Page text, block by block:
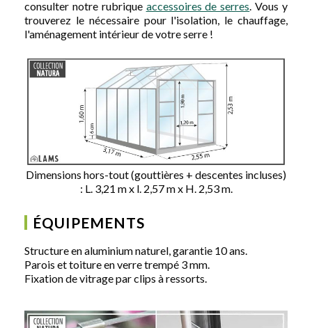
consulter notre rubrique accessoires de serres . Vous y
trouverez le nécessaire pour l'isolation, le chauffage,
l'aménagement intérieur de votre serre !
Dimensions hors-tout (gouttières + descentes incluses)
: L. 3,21 m x l. 2,57 m x H. 2,53 m.
ÉQUIPEMENTS
Structure en aluminium naturel, garantie 10 ans.
Parois et toiture en verre trempé 3 mm.
Fixation de vitrage par clips à ressorts.